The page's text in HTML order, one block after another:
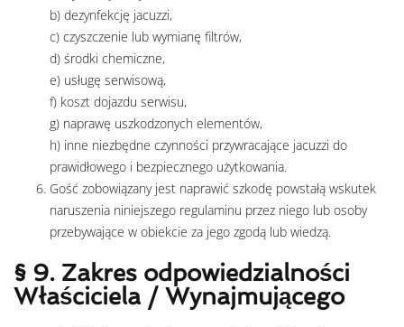
b) dezynfekcję jacuzzi,
c) czyszczenie lub wymianę filtrów,
d) środki chemiczne,
e) usługę serwisową,
f) koszt dojazdu serwisu,
g) naprawę uszkodzonych elementów,
h) inne niezbędne czynności przywracające jacuzzi do
prawidłowego i bezpiecznego użytkowania.
Gość zobowiązany jest naprawić szkodę powstałą wskutek
naruszenia niniejszego regulaminu przez niego lub osoby
przebywające w obiekcie za jego zgodą lub wiedzą.
§ 9. Zakres odpowiedzialności
Właściciela / Wynajmującego